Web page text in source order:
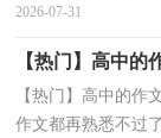
经过压缩的简要的
2026-07-31
【热门】高中的
【热门】高中的作
作文都再熟悉不过